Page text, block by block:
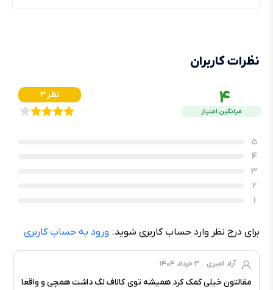
نظرات کاربران
4
میانگین امتیاز
3 نظر
5
4
3
2
1
برای درج نظر وارد حساب کاربری شوید. ورود به حساب کاربری
آراد امیری ۳ خرداد ۱۴۰۴
مقالتون خیلی کمک کرد همیشه توی کالاف لگ داشت همچی و واقعا